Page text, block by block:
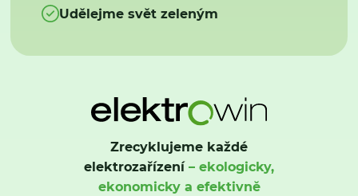
Udělejme svět zeleným
Zrecyklujeme každé
elektrozařízení– ekologicky,
ekonomicky a efektivně